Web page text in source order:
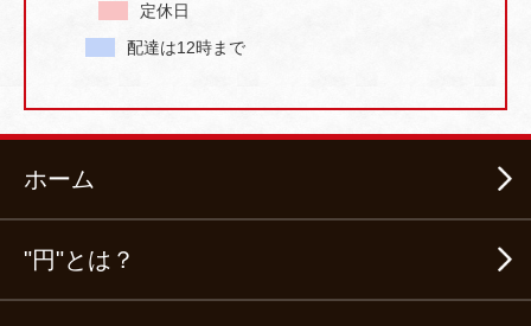
定休日
配達は12時まで
ホーム
"円"とは？